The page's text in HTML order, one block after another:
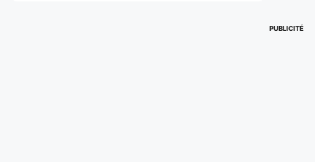
PUBLICITÉ